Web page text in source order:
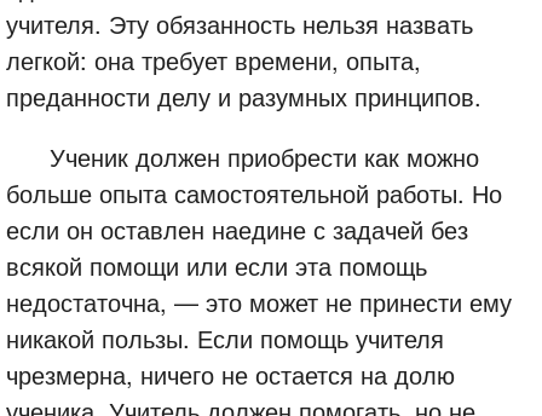
учителя. Эту обязанность нельзя назвать
легкой: она требует времени, опыта,
преданности делу и разумных принципов.
Ученик должен приобрести как можно
больше опыта самостоятельной работы. Но
если он оставлен наедине с задачей без
всякой помощи или если эта помощь
недостаточна, — это может не принести ему
никакой пользы. Если помощь учителя
чрезмерна, ничего не остается на долю